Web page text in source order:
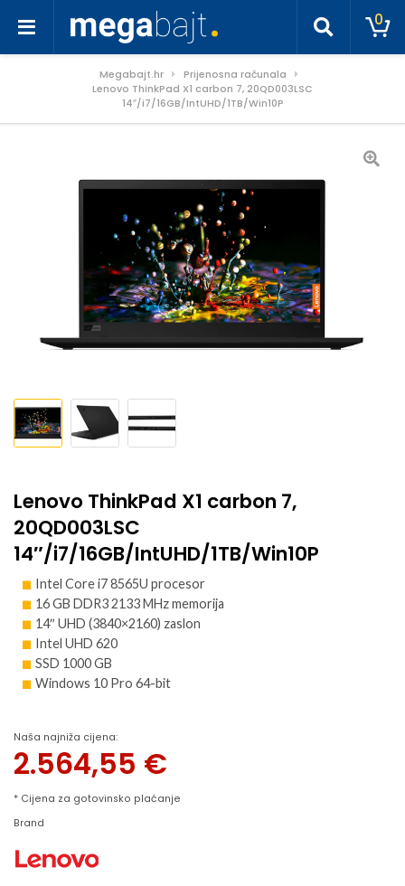
0
Megabajt.hr
Prijenosna računala
Lenovo ThinkPad X1 carbon 7, 20QD003LSC
14″/i7/16GB/IntUHD/1TB/Win10P
Lenovo ThinkPad X1 carbon 7,
20QD003LSC
14″/i7/16GB/IntUHD/1TB/Win10P
Intel Core i7 8565U procesor
16 GB DDR3 2133 MHz memorija
14″ UHD (3840×2160) zaslon
Intel UHD 620
SSD 1000 GB
Windows 10 Pro 64-bit
Naša najniža cijena:
2.564,55 €
* Cijena za gotovinsko plaćanje
Brand